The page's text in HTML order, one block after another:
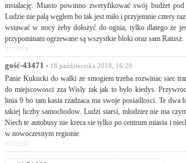
instalację. Miasto powinno zweryfikować swój budżet pod
Ludzie nie palą węglem bo tak jest miło i przyjemnie cztery
wstawać w nocy żeby dołożyć do ognia, tylko dlatego że
przypominam ogrzewane są wszystkie bloki oraz sam Ratusz.
ID:79274
gość-43471 • 18 października 2018, 16:29
Panie Kukucki do walki ze smogiem trzeba rozwinac siec
do miejscowosci zza Wisly tak jak to bylo kiedys.
linia 9 bo tam kasta rzadzaca ma swoje posiadlosci. Te dwa
takiej liczby samochodow. Ludzi starsi, mlodziez nie ma
Niech te autobusy nie kreca sie tylko po centrum miasta i
w nowoczesnym regionie.
ID:79287